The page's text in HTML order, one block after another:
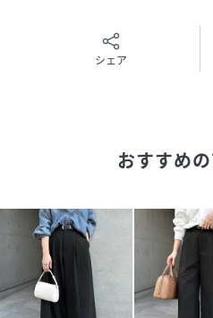
実際の商品と色味が異なって見
ご了承の上お買い求め下さい。
ウエスト(ゴム有)(最短)：
股下：68.5cm
裾幅：37cm
わたり：43cm
ヒップ：55cm～
シェア
おすすめ